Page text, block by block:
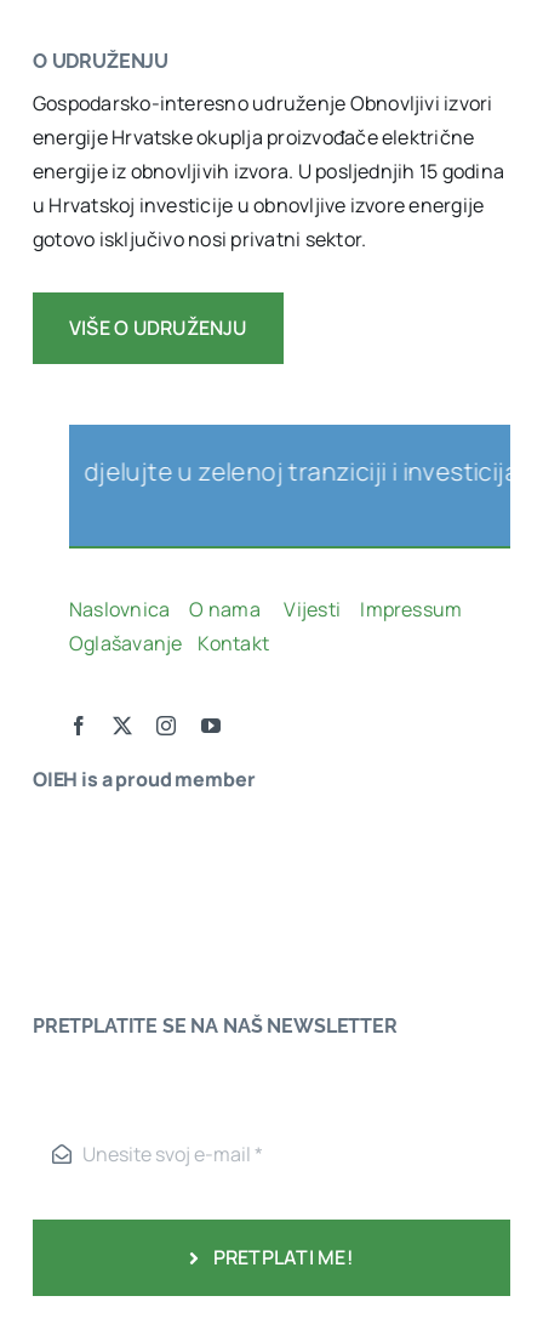
O UDRUŽENJU
Gospodarsko-interesno udruženje Obnovljivi izvori
energije Hrvatske okuplja proizvođače električne
energije iz obnovljivih izvora. U posljednjih 15 godina
u Hrvatskoj investicije u obnovljive izvore energije
gotovo isključivo nosi privatni sektor.
VIŠE O UDRUŽENJU
OIEH is a proud member
PRETPLATITE SE NA NAŠ NEWSLETTER
PRETPLATI ME!
Sudjelujte u zelenoj tranziciji i
Naslovnica O nama Vijesti
Impressum
Oglašavanje
Kontakt